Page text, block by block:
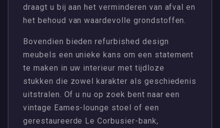
draagt u bij aan het verminderen van afval en
het behoud van waardevolle grondstoffen.
Bovendien bieden refurbished design
meubels een unieke kans om een statement
te maken in uw interieur met tijdloze
stukken die zowel karakter als geschiedenis
uitstralen. Of u nu op zoek bent naar een
vintage Eames-lounge stoel of een
gerestaureerde Le Corbusier-bank,